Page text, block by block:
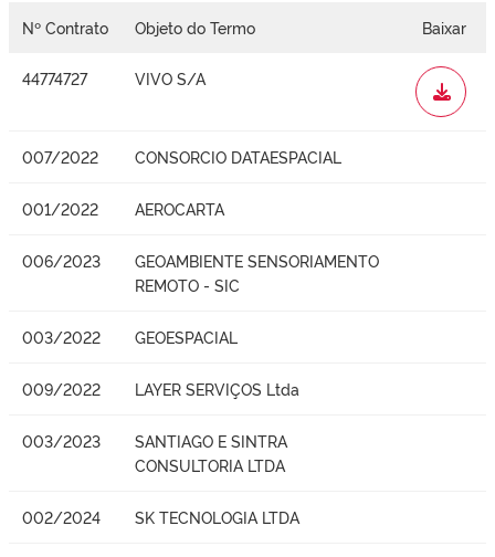
Nº Contrato Objeto do Termo Baixar
44774727 VIVO S/A
WORD
007/2022 CONSORCIO DATAESPACIAL
001/2022 AEROCARTA
006/2023
GEOAMBIENTE SENSORIAMENTO
REMOTO - SIC
003/2022 GEOESPACIAL
009/2022 LAYER SERVIÇOS Ltda
003/2023
SANTIAGO E SINTRA
CONSULTORIA LTDA
002/2024 SK TECNOLOGIA LTDA